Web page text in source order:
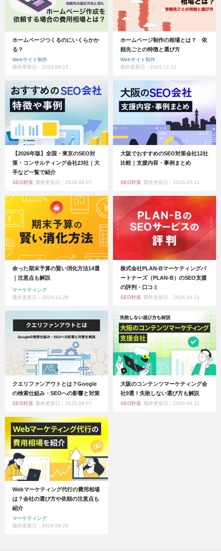
ホームページつくるのにいくらかか
る？
Webサイト制作
最終更新日：2023.09.15
ホームページ制作の相場とは？ 依
頼先ごとの特徴と選び方
Webサイト制作
最終更新日：2023.12.12
【2026年版】全国・東京のSEO対
策・コンサルティング会社23社｜大
手など一覧で紹介
SEO対策 最終更新日：2026.08.07
大阪でおすすめのSEO対策会社12社
比較｜支援内容・事例まとめ
SEO対策 最終更新日：2026.05.11
余った期末予算の賢い消化方法14選
｜注意点も解説
マーケティング
最終更新日：2024.11.28
株式会社PLAN-Bマーケティングパ
ートナーズ（PLAN-B）のSEO支援
の評判・口コミ
SEO対策 最終更新日：2026.04.21
クエリファンアウトとは？Google
の検索仕組み・SEOへの影響と対策
SEO対策 最終更新日：2025.08.07
大阪のコンテンツマーケティング会
社9選！失敗しない選び方も解説
SEO対策 最終更新日：2026.04.21
Webマーケティング代行の費用相場
は？会社の選び方や依頼の注意点も
紹介
マーケティング
最終更新日：2026.06.26